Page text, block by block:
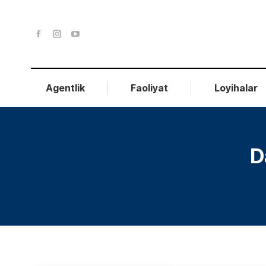
Agentlik Faoliyat Loyihalar